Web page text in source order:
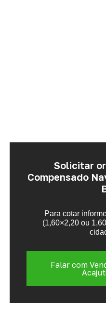
Solicitar
Compensado
Para cotar
(1,60×2,20 ou
Falar com